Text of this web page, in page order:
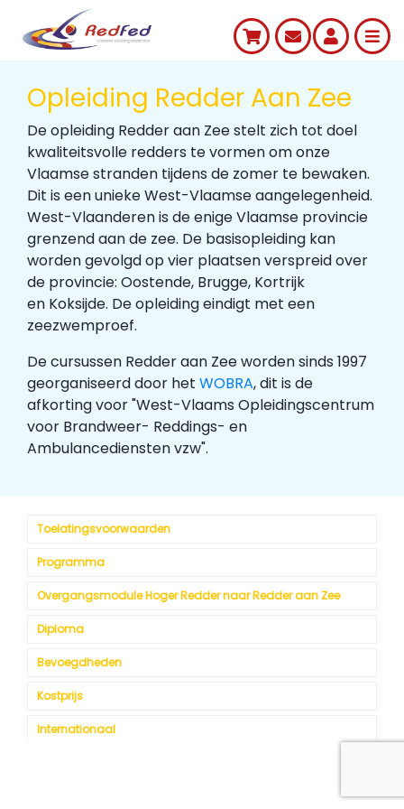
Opleiding Redder Aan Zee
De opleiding Redder aan Zee stelt zich tot doel
kwaliteitsvolle redders te vormen om onze
Vlaamse stranden tijdens de zomer te bewaken.
Dit is een unieke West-Vlaamse aangelegenheid.
West-Vlaanderen is de enige Vlaamse provincie
grenzend aan de zee. De basisopleiding kan
worden gevolgd op vier plaatsen verspreid over
de provincie: Oostende, Brugge, Kortrijk
en Koksijde. De opleiding eindigt met een
zeezwemproef.
De cursussen Redder aan Zee worden sinds 1997
georganiseerd door het WOBRA, dit is de
afkorting voor "West-Vlaams Opleidingscentrum
voor Brandweer- Reddings- en
Ambulancediensten vzw".
Toelatingsvoorwaarden
Programma
Overgangsmodule Hoger Redder naar Redder aan Zee
Diploma
Bevoegdheden
Kostprijs
Internationaal